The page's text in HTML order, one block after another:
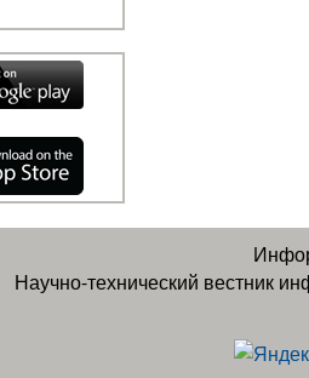
Научно-технический вестник